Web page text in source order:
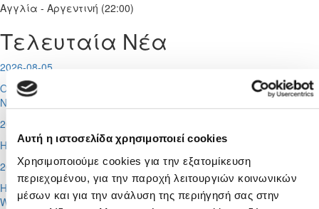
Αυτή η ιστοσελίδα χρησιμοποιεί cookies
Χρησιμοποιούμε cookies για την εξατομίκευση
περιεχομένου, για την παροχή λειτουργιών κοινωνικών
μέσων και για την ανάλυση της περιήγησή σας στην
Αγγλία - Αργεντινή (22:00)
Τελευταία Νέα
2026-08-05
Οι προπονητές των Εθνικών Ομάδων Γυναικών, Futsal και
Νεανίδων Κ-19
2026-08-05
Η σύνθεση των Δικαστικών Σωμάτων της ΚΟΠ
2026-08-05
Ημέρα αγώνα για Apollon Ladies και Ομόνοια Λευκωσίας στο
Women's Champions League